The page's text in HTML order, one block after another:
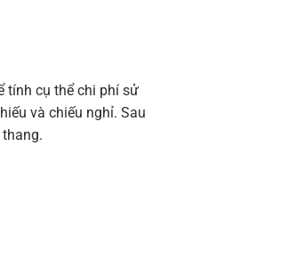
tính cụ thể chi phí sử
và chiếu nghỉ. Sau